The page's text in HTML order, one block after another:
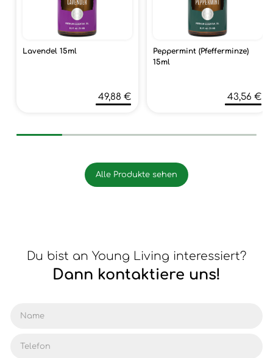
Lavendel 15ml
49,88 €
Peppermint (Pfefferminze)
15ml
43,56 €
Alle Produkte sehen
Du bist an Young Living interessiert?
Dann kontaktiere uns!